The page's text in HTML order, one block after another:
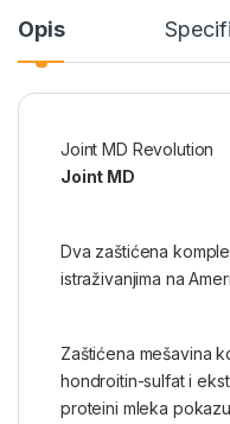
Opis
Joint MD Revolution
Joint MD
Dva zaštićena
istraživanjima na
Zaštićena mešavina
hondroitin-sulfat i
proteini mleka